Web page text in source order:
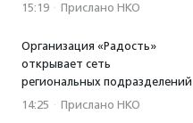
15:19 · Прислано НКО
Организация «Радость»
открывает сеть
региональных подразделений
14:25 · Прислано НКО